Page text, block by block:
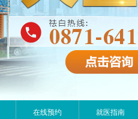
在线预约 就医指南